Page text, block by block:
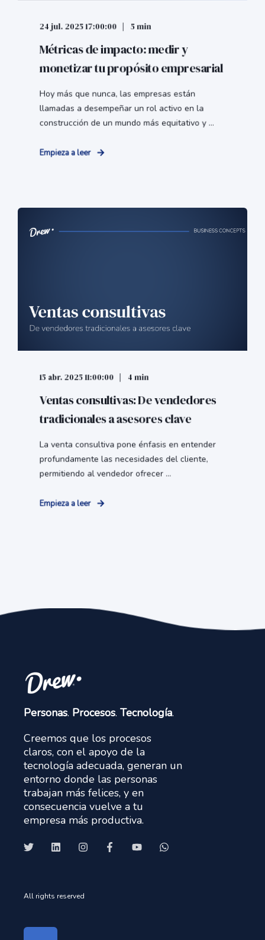
24 jul. 2025 17:00:00 5 min
Métricas de impacto: medir y
monetizar tu propósito empresarial
Hoy más que nunca, las empresas están
llamadas a desempeñar un rol activo en la
construcción de un mundo más equitativo y ...
Empieza a leer
15 abr. 2025 11:00:00 4 min
Ventas consultivas: De vendedores
tradicionales a asesores clave
La venta consultiva pone énfasis en entender
profundamente las necesidades del cliente,
permitiendo al vendedor ofrecer ...
Empieza a leer
Personas. Procesos. Tecnología.
Creemos que los procesos
claros, con el apoyo de la
tecnología adecuada, generan un
entorno donde las personas
trabajan más felices, y en
consecuencia vuelve a tu
empresa más productiva.
All rights reserved